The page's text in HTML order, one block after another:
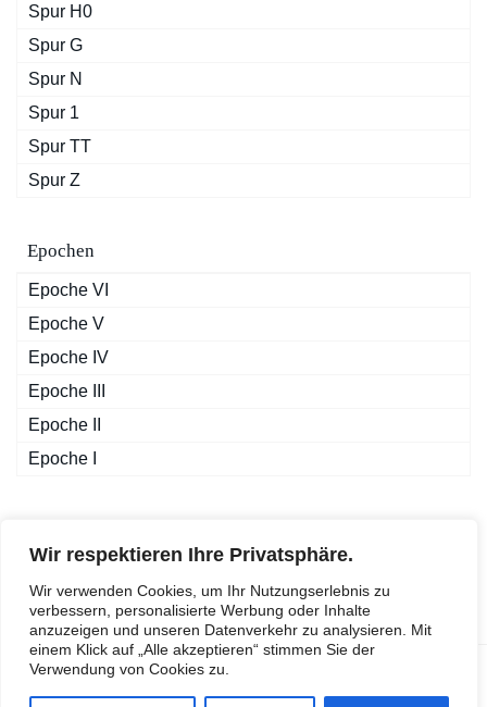
Wir respektieren Ihre Privatsphäre.
Wir verwenden Cookies, um Ihr Nutzungserlebnis zu
verbessern, personalisierte Werbung oder Inhalte
anzuzeigen und unseren Datenverkehr zu analysieren. Mit
einem Klick auf „Alle akzeptieren“ stimmen Sie der
Verwendung von Cookies zu.
Spur H0
Spur G
Spur N
Spur 1
Spur TT
Spur Z
Epochen
Epoche VI
Epoche V
Epoche IV
Epoche III
Epoche II
Epoche I
Über uns
Copyright - Modellbau-Helden.de *Affiliatelink **Affiliatelink
und eventuell nicht verfügbar